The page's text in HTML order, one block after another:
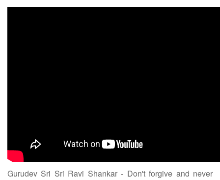
Gurudev Sri Sri Ravi Shankar - Don't forgive and never